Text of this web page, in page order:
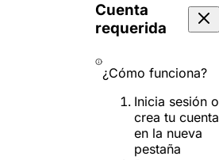
Cuenta
requerida
¿Cómo funciona?
Inicia sesión o
crea tu cuenta
en la nueva
pestaña